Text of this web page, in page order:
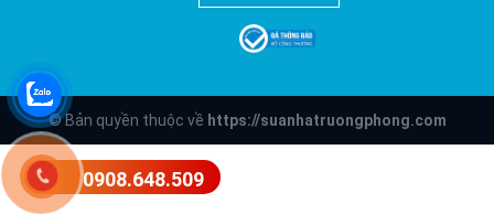
© Bản quyền thuộc về https://suanhatruongphong.com
0908.648.509